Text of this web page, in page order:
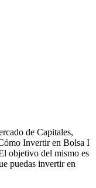
de Capitales,
Invertir en Bolsa I
objetivo del mismo es
puedas invertir en